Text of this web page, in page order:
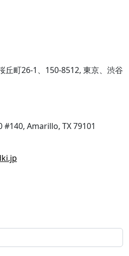
丘町26-1、150-8512, 東京、渋谷
#140, Amarillo, TX 79101